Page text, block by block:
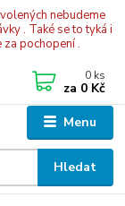
nebudeme
. Také se to tyká i
pochopení .
Menu
Hledat
0 ks
za 0 Kč